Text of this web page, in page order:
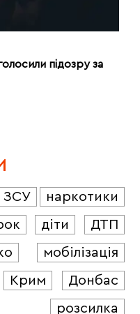
підозру за
ЗСУ
наркотики
діти
ДТП
мобілізація
Крим
Донбас
розсилка